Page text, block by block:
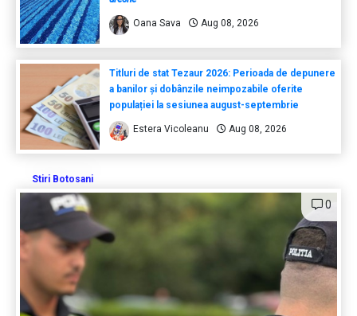
Oana Sava Aug 08, 2026
Titluri de stat Tezaur 2026: Perioada de depunere
a banilor și dobânzile neimpozabile oferite
populației la sesiunea august-septembrie
Estera Vicoleanu Aug 08, 2026
Stiri Botosani
0